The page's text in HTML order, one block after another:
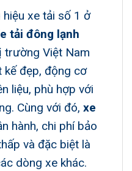
hiệu xe tải số 1 ở
tải đông lạnh
trường Việt Nam
kế đẹp, động cơ
liệu, phù hợp với
Cùng với đó, xe
hành, chi phí bảo
và đặc biệt là
dòng xe khác.